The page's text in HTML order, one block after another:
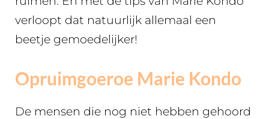
verloopt dat natuurlijk allemaal een
beetje gemoedelijker!
Opruimgoeroe Marie Kondo
De mensen die nog niet hebben gehoord